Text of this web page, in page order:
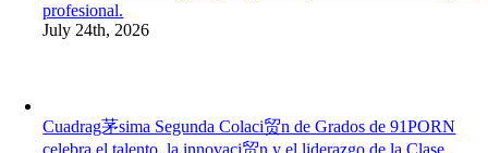
profesional.
July 24th, 2026
Cuadrag茅sima Segunda Colaci贸n de Grados de 91PORN